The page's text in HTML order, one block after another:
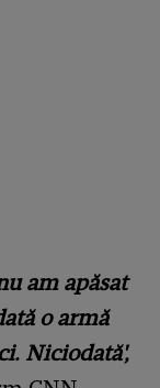
am apăsat
o armă
Niciodată',